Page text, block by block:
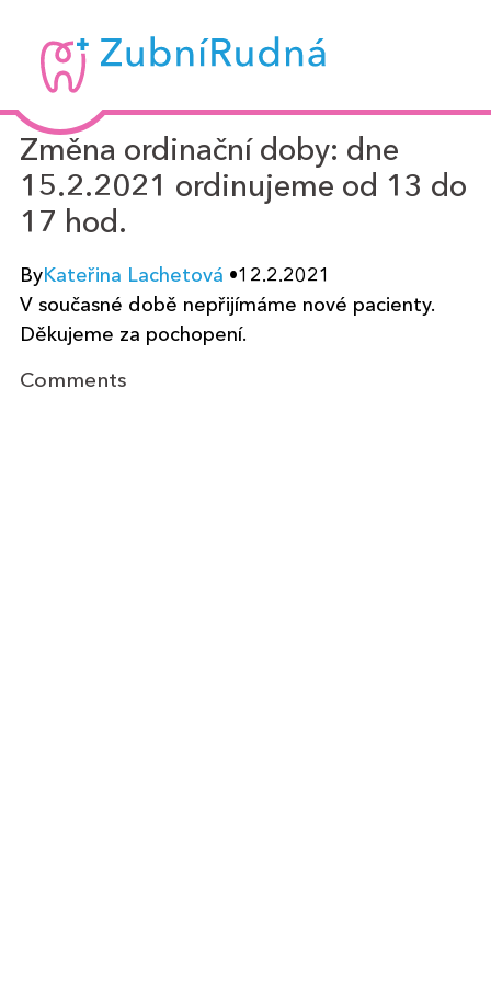
Zubní
Rudná
-
MUDr.
Kateřina
Lachetová
Změna ordinační doby: dne
15.2.2021 ordinujeme od 13 do
17 hod.
ByKateřina Lachetová •12.2.2021
V současné době nepřijímáme nové pacienty.
Děkujeme za pochopení.
Comments